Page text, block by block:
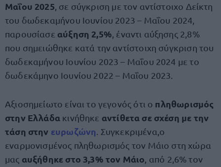
Μαΐου 2025 , σε σύγκριση με τον αντίστοιχο Δείκτη
του δωδεκαμήνου Ιουνίου 2023 – Μαΐου 2024,
παρουσίασε αύξηση 2,5% , έναντι αύξησης 2,8%
που σημειώθηκε κατά την αντίστοιχη σύγκριση του
δωδεκαμήνου Ιουνίου 2023 – Μαΐου 2024 με το
δωδεκάμηνο Ιουνίου 2022 – Μαΐου 2023.
Αξιοσημείωτο είναι το γεγονός ότι ο πληθωρισμός
στην Ελλάδα κινήθηκε αντίθετα σε σχέση με την
τάση στην ευρωζώνη . Συγκεκριμένα,ο
εναρμονισμένος πληθωρισμός τον Μάιο στη χώρα
μας αυξήθηκε στο 3,3% τον Μάιο , από 2,6% τον